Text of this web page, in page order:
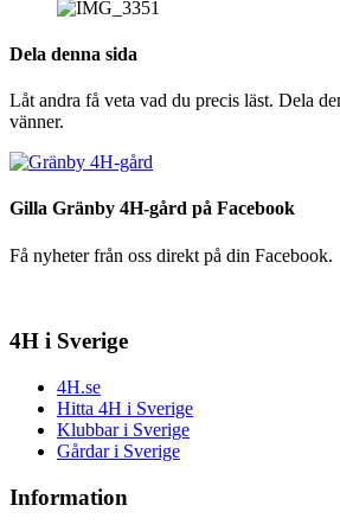
Dela denna sida
Låt andra få veta vad du precis läst. Dela
vänner.
Gilla Gränby 4H-gård på Facebook
Få nyheter från oss direkt på din Facebook.
4H i Sverige
4H.se
Hitta 4H i Sverige
Klubbar i Sverige
Gårdar i Sverige
Information